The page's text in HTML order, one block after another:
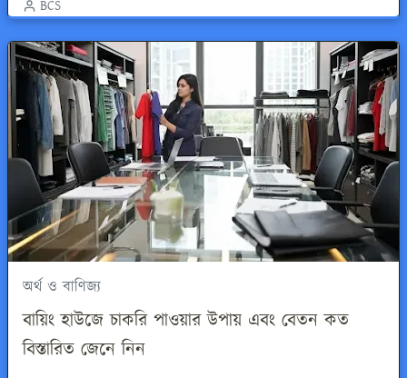
BCS
অর্থ ও বাণিজ্য
বায়িং হাউজে চাকরি পাওয়ার উপায় এবং বেতন কত
বিস্তারিত জেনে নিন